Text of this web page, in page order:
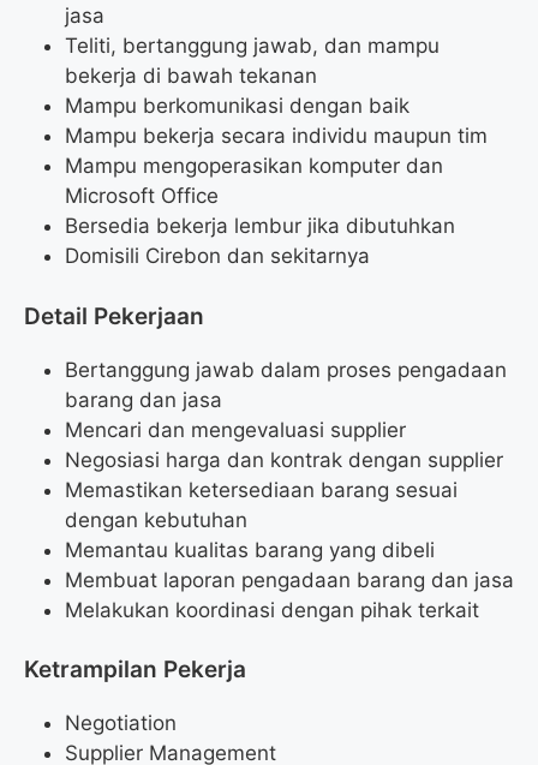
jasa
Teliti, bertanggung jawab, dan mampu
bekerja di bawah tekanan
Mampu berkomunikasi dengan baik
Mampu bekerja secara individu maupun tim
Mampu mengoperasikan komputer dan
Microsoft Office
Bersedia bekerja lembur jika dibutuhkan
Domisili Cirebon dan sekitarnya
Detail Pekerjaan
Bertanggung jawab dalam proses pengadaan
barang dan jasa
Mencari dan mengevaluasi supplier
Negosiasi harga dan kontrak dengan supplier
Memastikan ketersediaan barang sesuai
dengan kebutuhan
Memantau kualitas barang yang dibeli
Membuat laporan pengadaan barang dan jasa
Melakukan koordinasi dengan pihak terkait
Ketrampilan Pekerja
Negotiation
Supplier Management